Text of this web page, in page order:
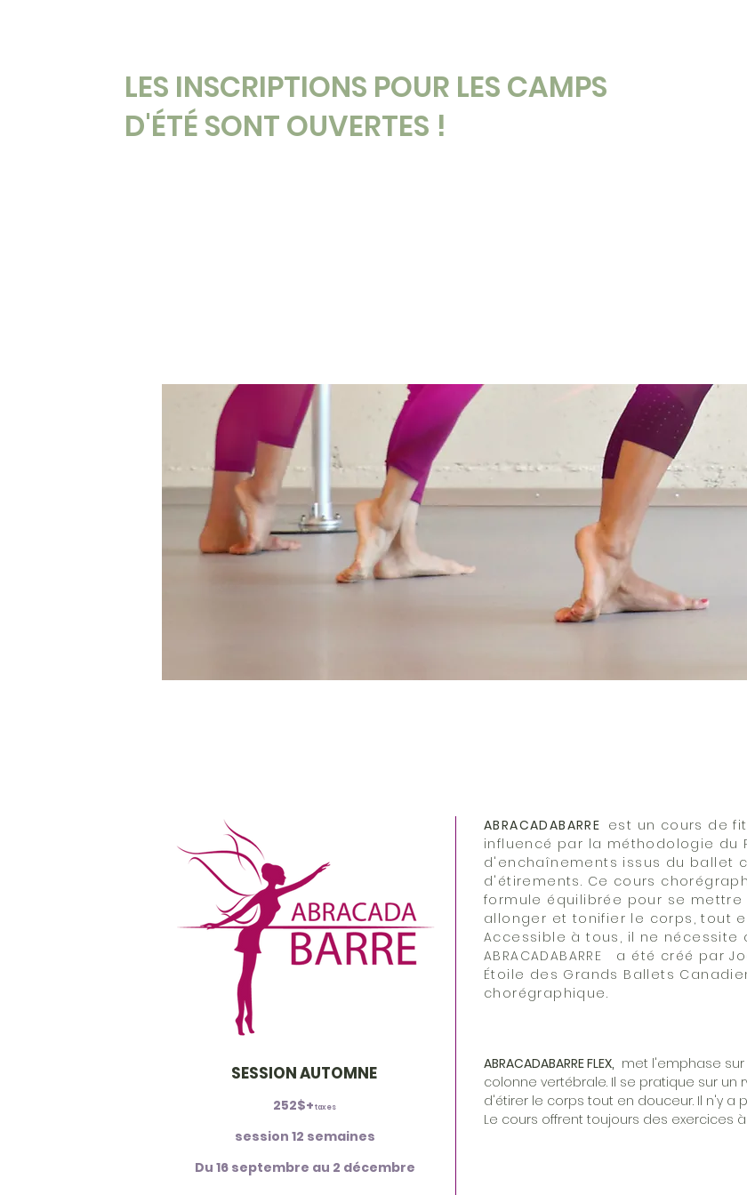
LES INSCRIPTIONS POUR LES CAMPS
D'ÉTÉ SONT OUVERTES !
ABRACADABARRE est un cours de
influencé par la méthodologie du
d'enchaînements issus du ballet
d'étirements. Ce cours
formule équilibrée pour se
allonger et tonifier le corps, tout
Accessible à tous, il ne nécessite
ABRACADABARRE a été créé par
Étoile des Grands Ballets
chorégraphique.
SESSION AUTOMNE
252$+taxes
session 12 semaines
Du 16 septembre au 2 décembre
ABRACADABARRE FLEX, met l'emphase sur
colonne vertébrale. Il se pratique sur
d'étirer le corps tout en douceur. Il n'y a
Le cours offrent toujours des exercices